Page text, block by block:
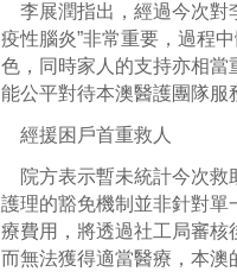
李展潤指出，經過今次對
疫性腦炎”非常重要，過程
色，同時家人的支持亦相
能公平對待本澳醫護團隊服
經援困戶首重救人
院方表示暫未統計今次救
護理的豁免機制並非針對
療費用，將透過社工局審
而無法獲得適當醫療，本澳